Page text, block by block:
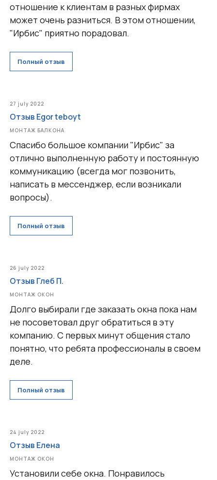
отношение к клиентам в разных фирмах
может очень разниться. В этом отношении,
"Ирбис" приятно порадовал.
Полный отзыв
27 july 2022
Отзыв Egor teboyt
МОНТАЖ БАЛКОНА
Спасибо большое компании "Ирбис" за
отлично выполненную работу и постоянную
коммуникацию (всегда мог позвонить,
написать в мессенджер, если возникали
вопросы).
Полный отзыв
26 july 2022
Отзыв Глеб П.
МОНТАЖ ОКОН
Долго выбирали где заказать окна пока нам
не посоветовал друг обратиться в эту
компанию. С первых минут общения стало
понятно, что ребята профессионалы в своем
деле.
Полный отзыв
24 july 2022
Отзыв Елена
МОНТАЖ ОКОН
Установили себе окна. Понравилось